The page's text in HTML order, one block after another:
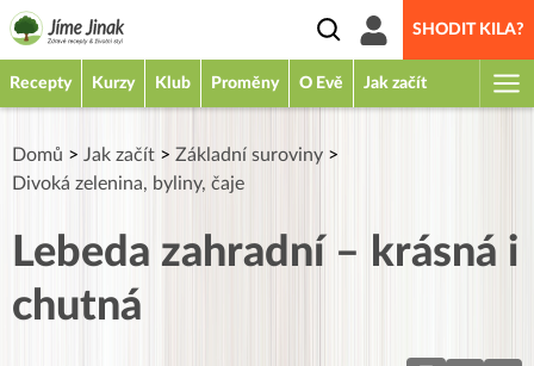
SHODIT KILA?
Recepty Kurzy Klub Proměny O Evě Jak začít
Domů > Jak začít > Základní suroviny >
Divoká zelenina, byliny, čaje
Lebeda zahradní – krásná i
chutná